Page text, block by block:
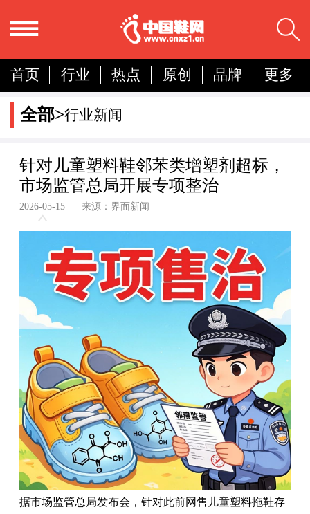
首页 行业 热点 原创 品牌
更多
国内
国际
分析
全部>行业新闻
针对儿童塑料鞋邻苯类增塑剂超标，
市场监管总局开展专项整治
2026-05-15 来源：界面新闻
据市场监管总局发布会，针对此前网售儿童塑料拖鞋存